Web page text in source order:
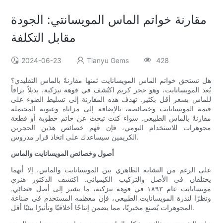
مقارنة خواتم الماس المويسانتي: الجودة
مقابل التكلفة
2024-06-23 Tianyu Gems 428
هل تستحق خواتم الماس المويسانايت ثمنها مقارنةً بالماس التقليدي؟
يُعد المويسانايت، وهو حجر كريم اكتُشف في فوهة نيزكية، بديلاً براقاً
للماس بسعر أقل بكثير. تهدف هذه المقارنة إلى تسليط الضوء على
قيمة المويسانايت وخصائصه، بالإضافة إلى مزاياه وعيوبه المحتملة
مقارنةً بالماس الطبيعي. سواء كنت تبحث عن خاتم خطوبة أو قطعة
مجوهرات للاستخدام اليومي، فإن فهم خصائص هذين الحجرين
الكريمين سيساعدك على اتخاذ قرار مدروس.
أصول وخصائص المويسانايت والماس
على الرغم من التشابه الظاهري بين المويسانايت والماس، إلا أنهما
يختلفان في الأصل والتركيب الكيميائي. اكتشف الدكتور هنري
مويسانايت عام ١٨٩٣ في فوهة نيزكية، ما يشير إلى أصل فضائي.
ونظرًا لندرة المويسانايت الطبيعي، فإن معظمه المستخدم في صناعة
المجوهرات يُصنع مخبريًا، مما يضمن إنتاجًا أخلاقيًا وتأثيرًا بيئيًا أقل.